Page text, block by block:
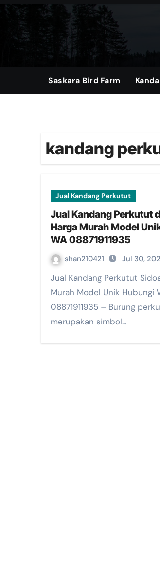
Skip
content
Saskara Bird Farm
kandang
Jual Kandang Perkutut
Jual Kandang Perkutut
Harga Murah Model
WA 08871911935
shan210421 Jul 30,
Jual Kandang Perkutut Sidoarjo, Harga
Murah Model Unik Hubungi
08871911935 – Burung
merupakan simbol…